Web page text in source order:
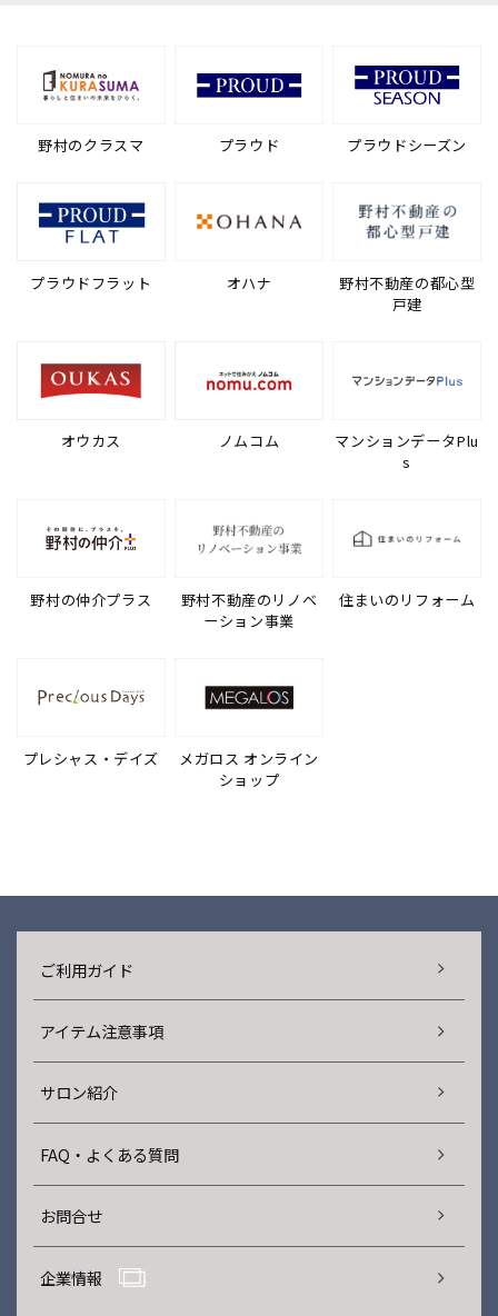
野村のクラスマ プラウド プラウドシーズン
プラウドフラット オハナ
野村不動産の都心型
戸建
オウカス ノムコム
マンションデータPlu
s
野村の仲介プラス
野村不動産のリノベ
ーション事業
住まいのリフォーム
プレシャス・デイズ
メガロス オンライン
ショップ
ご利用ガイド
アイテム注意事項
サロン紹介
FAQ・よくある質問
お問合せ
企業情報